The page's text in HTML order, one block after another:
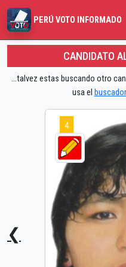
PERÚ VOTO INFORMADO
CANDIDATO
...talvez estas buscando otro
usa el
❮
4